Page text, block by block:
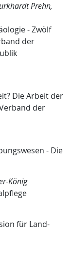
Prehn,
- Zwölf
der
Die Arbeit der
der
- Die
König
für Land-